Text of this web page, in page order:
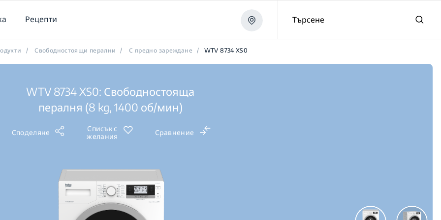
Рецепти Търсене
/ Свободностоящи перални / С предно зареждане / WTV 8734 XS0
WTV 8734 XS0: Свободностояща
пералня (8 kg, 1400 об/мин)
Споделяне
Списък с
желания
Сравнение